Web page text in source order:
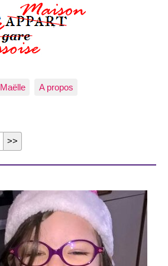
Maëlle A propos